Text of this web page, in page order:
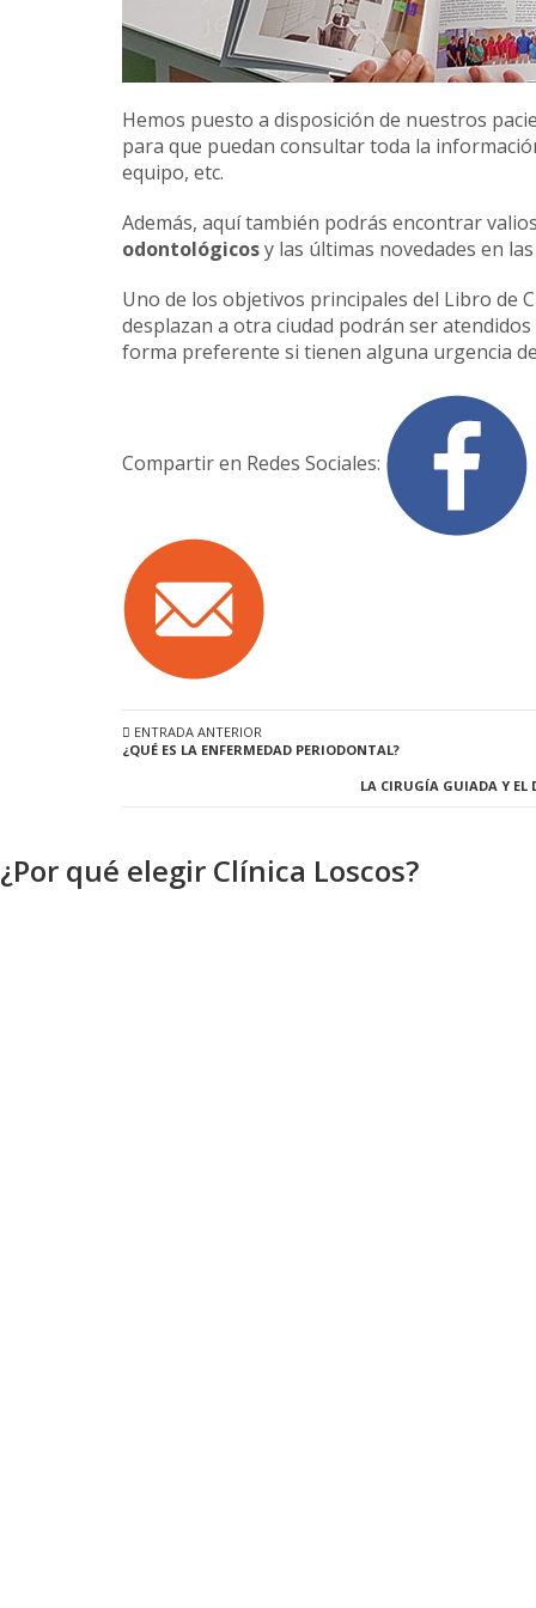
Hemos puesto a disposición de nuestros
para que puedan consultar toda la
equipo, etc.
Además, aquí también podrás encontrar
odontológicosy las últimas novedades en
Uno de los objetivos principales del Libro de
desplazan a otra ciudad podrán ser
forma preferente si tienen alguna urgencia
Compartir en Redes Sociales:
ENTRADA ANTERIOR
¿QUÉ ES LA ENFERMEDAD PERIODONTAL?
LA CIRUGÍA GUIADA Y EL
¿Por qué elegir Clínica Loscos?